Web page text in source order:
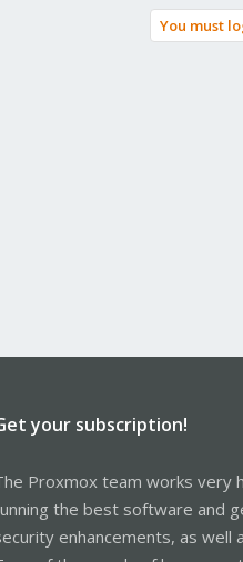
You must
your subscription!
Proxmox team works very
the best software and
enhancements, as well